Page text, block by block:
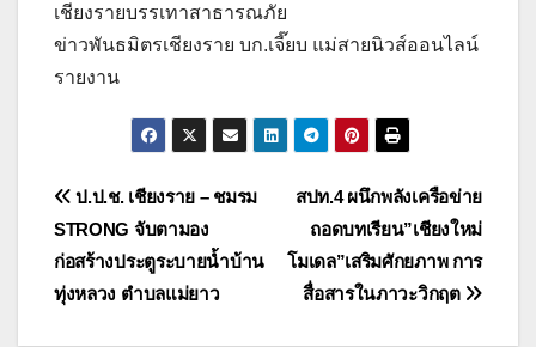
เชียงรายบรรเทาสาธารณภัย
ข่าวพันธมิตรเชียงราย บก.เจี๊ยบ แม่สายนิวส์ออนไลน์
รายงาน
แนะแนว
เรื่อง
สปท.4 ผนึกพลังเครือข่าย
ถอดบทเรียน”เชียงใหม่
โมเดล”เสริมศักยภาพ การ
สื่อสารในภาวะวิกฤต
ป.ป.ช. เชียงราย – ชมรม
STRONG จับตามอง
ก่อสร้างประตูระบายน้ำบ้าน
ทุ่งหลวง ตำบลแม่ยาว